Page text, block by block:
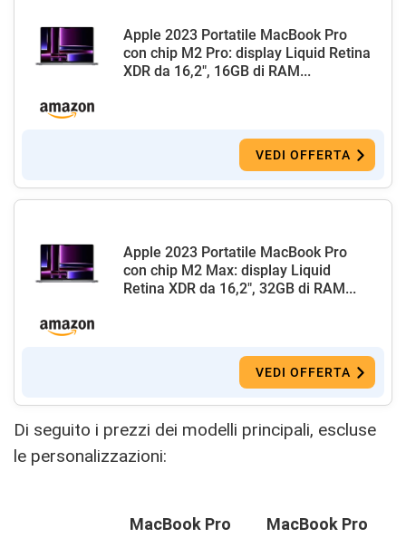
Apple 2023 Portatile MacBook Pro
con chip M2 Pro: display Liquid Retina
XDR da 16,2", 16GB di RAM...
VEDI OFFERTA
Apple 2023 Portatile MacBook Pro
con chip M2 Max: display Liquid
Retina XDR da 16,2", 32GB di RAM...
VEDI OFFERTA
Di seguito i prezzi dei modelli principali, escluse
le personalizzazioni:
MacBook Pro
MacBook Pro